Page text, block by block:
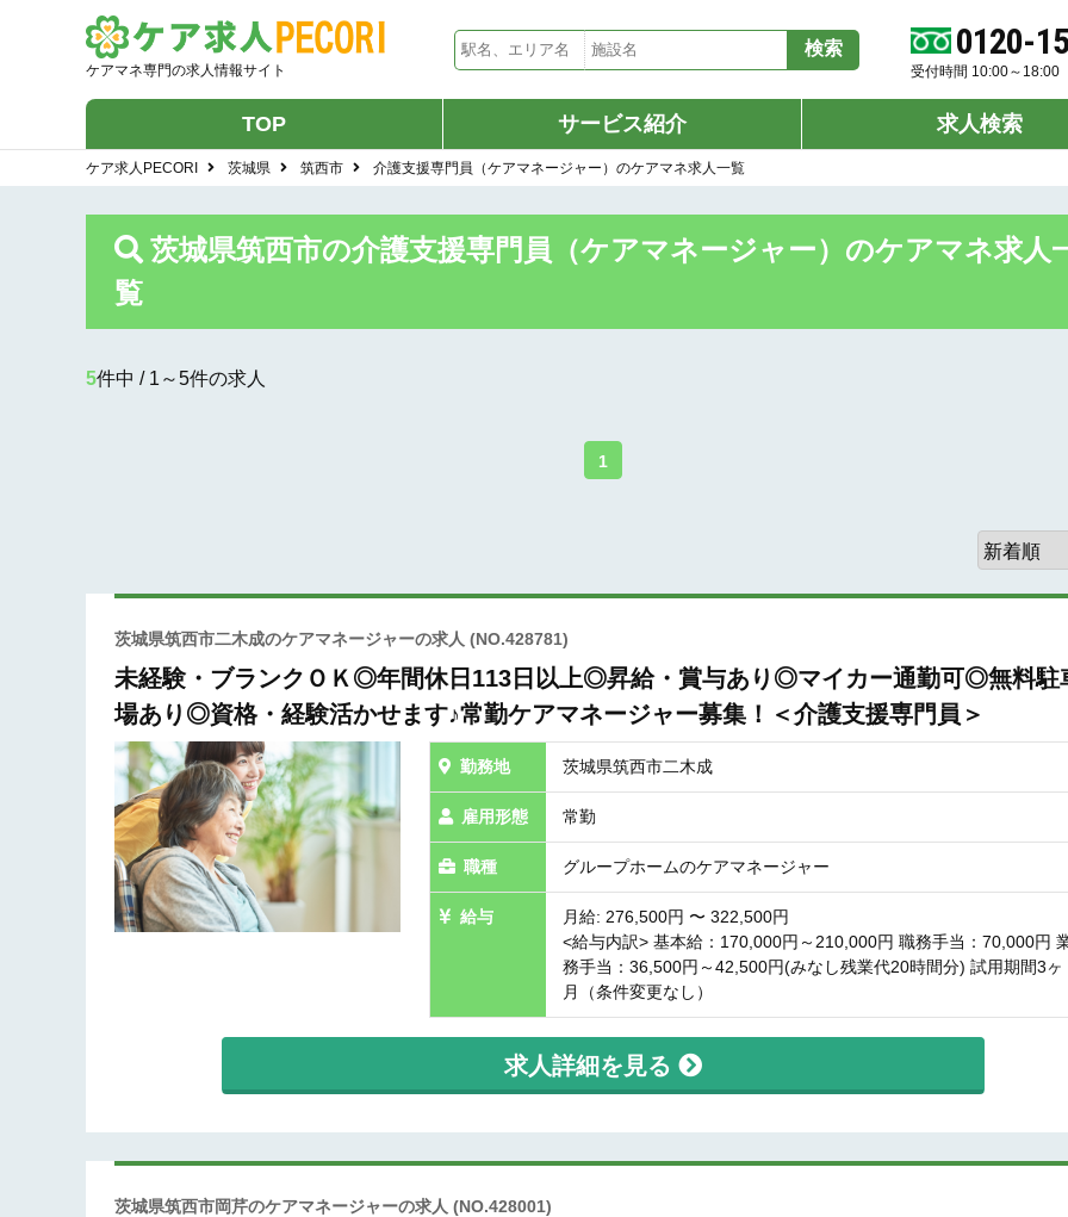
ケアマネ専門の求人情報サイト
0120-
受付時間 10:00～18:00
TOP サービス紹介 求人検索
ケア求人PECORI 茨城県 筑西市 介護支援専門員（ケアマネージャー）のケアマネ求人一覧
茨城県筑西市の介護支援専門員（ケアマネージャー）のケアマネ求人
覧
5件中 / 1～5件の求人
1
茨城県筑西市二木成のケアマネージャーの求人 (NO.428781)
未経験・ブランクＯＫ◎年間休日113日以上◎昇給・賞与あり◎マイカー通勤可◎無料駐
場あり◎資格・経験活かせます♪常勤ケアマネージャー募集！＜介護支援専門員＞
勤務地 茨城県筑西市二木成
雇用形態 常勤
職種 グループホームのケアマネージャー
給与
月給: 276,500円 〜 322,500円
<給与内訳> 基本給：170,000円～210,000円 職務手当：70,000円
務手当：36,500円～42,500円(みなし残業代20時間分) 試用期間3ヶ
月（条件変更なし）
求人詳細を見る
茨城県筑西市岡芹のケアマネージャーの求人 (NO.428001)